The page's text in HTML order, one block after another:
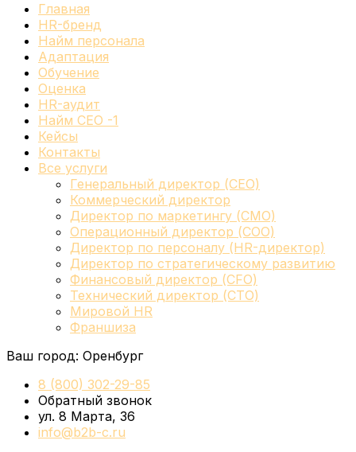
Главная
HR-бренд
Найм персонала
Адаптация
Обучение
Оценка
HR-аудит
Найм СЕО -1
Кейсы
Контакты
Все услуги
Генеральный директор (CEO)
Коммерческий директор
Директор по маркетингу (CMO)
Операционный директор (COO)
Директор по персоналу (HR-директор)
Директор по стратегическому развитию
Финансовый директор (CFO)
Технический директор (CTO)
Мировой HR
Франшиза
Ваш город: Оренбург
8 (800) 302-29-85
Обратный звонок
ул. 8 Марта, 36
info@b2b-c.ru